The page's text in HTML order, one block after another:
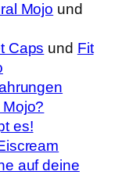
Mojo und
Caps und Fit
es!
auf deine